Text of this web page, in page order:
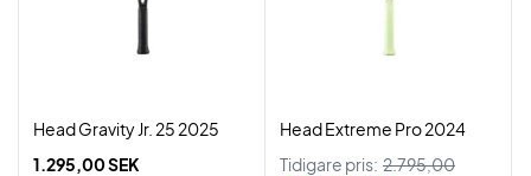
Head Gravity Jr. 25 2025
1.295,00 SEK
Head Extreme Pro 2024
Tidigare pris: 2.795,00